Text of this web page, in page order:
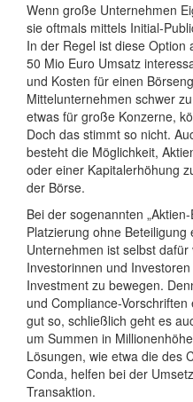
Wenn große Unternehmen
sie oftmals mittels Initial-
In der Regel ist diese
50 Mio Euro Umsatz
und Kosten für einen
Mittelunternehmen schwer
etwas für große Konzerne,
Doch das stimmt so nicht.
besteht die Möglichkeit,
oder einer Kapitalerhöhung
der Börse.
Bei der sogenannten
Platzierung ohne
Unternehmen ist selbst
Investorinnen und
Investment zu bewegen.
und Compliance-
gut so, schließlich geht es
um Summen in
Lösungen, wie etwa die des
Conda, helfen bei der
Transaktion.